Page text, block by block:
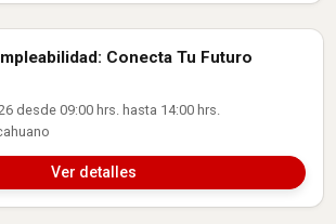
Conecta Tu Futuro
desde 09:00 hrs. hasta 14:00 hrs.
Ver detalles